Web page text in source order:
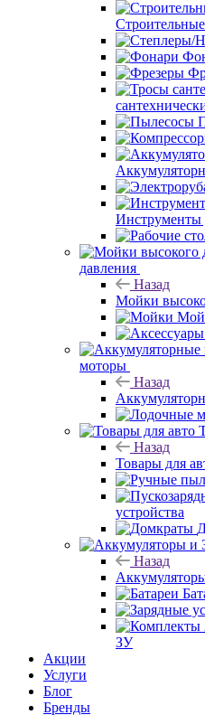
Инструменты
давления
Назад
Мойки
моторы
Назад
Назад
Товары для
устройства
Назад
ЗУ
Акции
Услуги
Блог
Бренды